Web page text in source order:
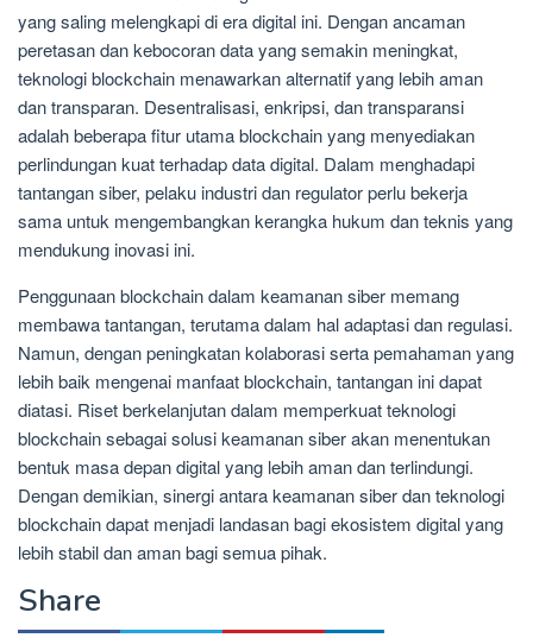
yang saling melengkapi di era digital ini. Dengan ancaman
peretasan dan kebocoran data yang semakin meningkat,
teknologi blockchain menawarkan alternatif yang lebih aman
dan transparan. Desentralisasi, enkripsi, dan transparansi
adalah beberapa fitur utama blockchain yang menyediakan
perlindungan kuat terhadap data digital. Dalam menghadapi
tantangan siber, pelaku industri dan regulator perlu bekerja
sama untuk mengembangkan kerangka hukum dan teknis yang
mendukung inovasi ini.
Penggunaan blockchain dalam keamanan siber memang
membawa tantangan, terutama dalam hal adaptasi dan regulasi.
Namun, dengan peningkatan kolaborasi serta pemahaman yang
lebih baik mengenai manfaat blockchain, tantangan ini dapat
diatasi. Riset berkelanjutan dalam memperkuat teknologi
blockchain sebagai solusi keamanan siber akan menentukan
bentuk masa depan digital yang lebih aman dan terlindungi.
Dengan demikian, sinergi antara keamanan siber dan teknologi
blockchain dapat menjadi landasan bagi ekosistem digital yang
lebih stabil dan aman bagi semua pihak.
Share